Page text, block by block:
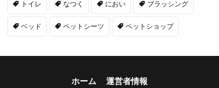
トイレ なつく におい ブラッシング
ベッド ペットシーツ ペットショップ
ホーム 運営者情報